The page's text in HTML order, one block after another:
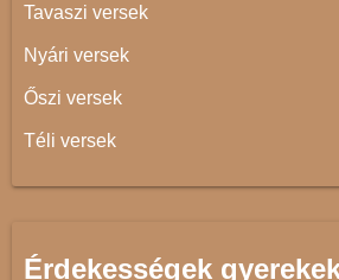
Tavaszi versek
Nyári versek
Őszi versek
Téli versek
Érdekességek